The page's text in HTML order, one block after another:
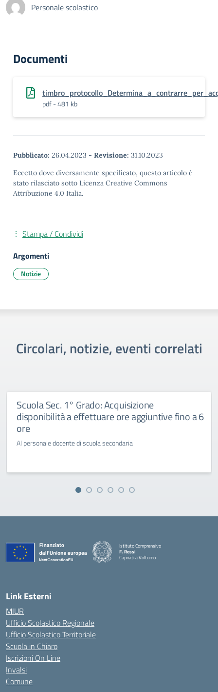
Personale scolastico
Documenti
pdf - 481 kb
Pubblicato: 26.04.2023 - Revisione: 31.10.2023
Eccetto dove diversamente specificato, questo articolo è
stato rilasciato sotto Licenza Creative Commons
Attribuzione 4.0 Italia.
Stampa / Condividi
Argomenti
Notizie
Circolari, notizie, eventi correlati
Scuola Sec. 1° Grado: Acquisizione
disponibilità a effettuare ore aggiuntive fino a 6
ore
Al personale docente di scuola secondaria
Istituto Comprensivo
F. Rossi
Capriati a Volturno
— Visita la pagina iniziale della scuola
Link Esterni
MIUR
Ufficio Scolastico Regionale
Ufficio Scolastico Territoriale
Scuola in Chiaro
Iscrizioni On Line
Invalsi
Comune